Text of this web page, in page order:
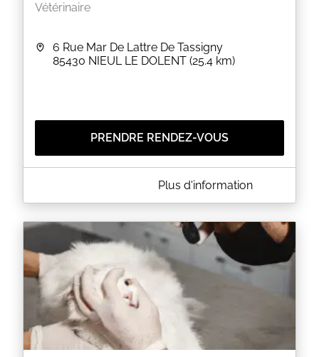
Vétérinaire
6 Rue Mar De Lattre De Tassigny
85430 NIEUL LE DOLENT (25.4 km)
PRENDRE RENDEZ-VOUS
A PROPOS DE BROQUET ALAIN ET QUILLET JEAN-
De Lattre De Tassigny à NIEUL LE DOLENT (85).
Merci de prendre rendez-vous.
EN SAVOIR PLUS
Plus d'information